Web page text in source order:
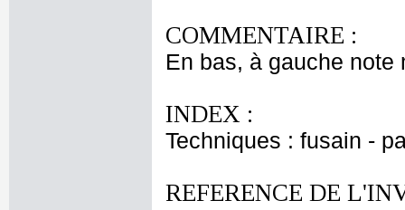
COMMENTAIRE :
En bas, à gauche note
INDEX :
Techniques : fusain -
REFERENCE DE